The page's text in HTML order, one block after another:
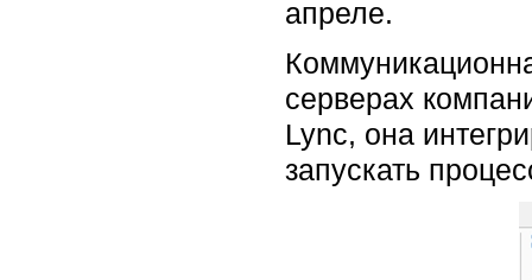
апреле.
серверах
Lync, она
запускать